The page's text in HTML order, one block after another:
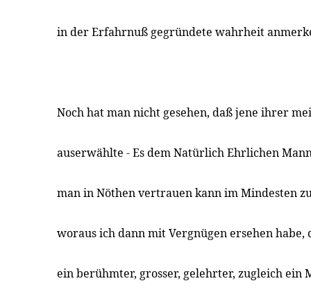
in der Erfahrnuß gegründete wahrheit
Noch hat man nicht gesehen, daß jene ihrer
auserwählte - Es dem Natürlich Ehrlichen
man in Nöthen vertrauen kann im Mindesten
woraus ich dann mit Vergnügen ersehen habe,
ein berühmter, grosser, gelehrter, zugleich ein